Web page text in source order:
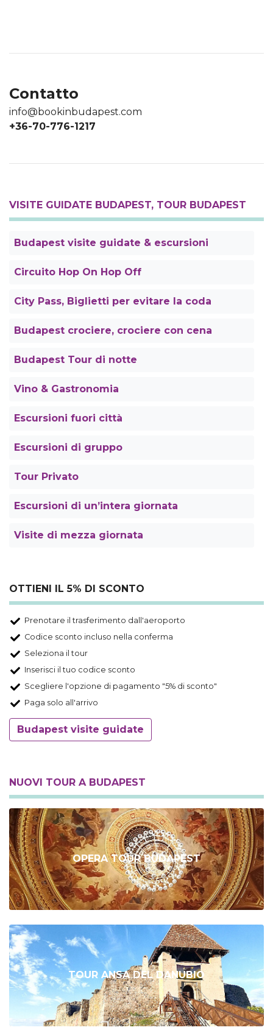
Contatto
info@bookinbudapest.com
+36-70-776-1217
VISITE GUIDATE BUDAPEST, TOUR BUDAPEST
Budapest visite guidate & escursioni
Circuito Hop On Hop Off
City Pass, Biglietti per evitare la coda
Budapest crociere, crociere con cena
Budapest Tour di notte
Vino & Gastronomia
Escursioni fuori città
Escursioni di gruppo
Tour Privato
Escursioni di un’intera giornata
Visite di mezza giornata
OTTIENI IL 5% DI SCONTO
Prenotare il trasferimento dall'aeroporto
Codice sconto incluso nella conferma
Seleziona il tour
Inserisci il tuo codice sconto
Scegliere l'opzione di pagamento "5% di sconto"
Paga solo all'arrivo
Budapest visite guidate
NUOVI TOUR A BUDAPEST
OPERA TOUR BUDAPEST
TOUR ANSA DEL DANUBIO